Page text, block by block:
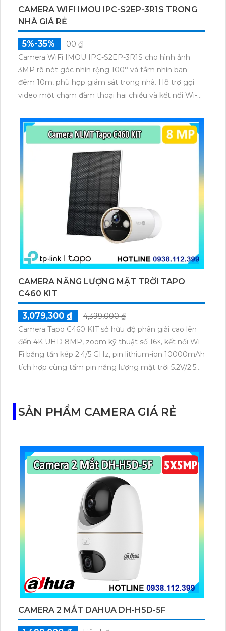
CAMERA WIFI IMOU IPC-S2EP-3R1S TRONG
NHÀ GIÁ RẺ
5%-35%
00 ₫
Camera WiFi IMOU IPC-S2EP-3R1S cho hình ảnh
3MP rõ nét góc nhìn rộng 100° và tầm nhìn ban
đêm 10m, phù hợp giám sát trong nhà. Hỗ trợ gọi
video một chạm đàm thoại hai chiều và kết nối Wi-Fi
microSD tối đa 256GB hoặc lưu đám mây dễ lắp đặt
cho gia đình và văn phòng nhỏ.
CAMERA NĂNG LƯỢNG MẶT TRỜI TAPO
C460 KIT
3,079,300 ₫
4,399,000 ₫
Camera Tapo C460 KIT sở hữu độ phân giải cao lên
đến 4K UHD 8MP, zoom kỹ thuật số 16×, kết nối Wi-
Fi băng tần kép 2.4/5 GHz, pin lithium-ion 10000mAh
tích hợp cùng tấm pin năng lượng mặt trời 5.2V/2.5W.
SẢN PHẨM CAMERA GIÁ RẺ
CAMERA 2 MẮT DAHUA DH-H5D-5F